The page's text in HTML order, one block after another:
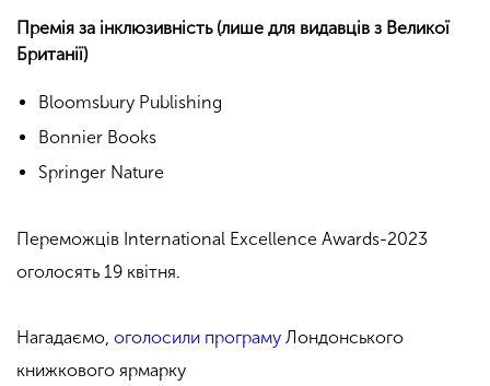
Премія за інклюзивність (лише для видавців з Великої
Британії)
Bloomsbury Publishing
Bonnier Books
Springer Nature
Переможців International Excellence Awards-2023
оголосять 19 квітня.
Нагадаємо, оголосили програму Лондонського
книжкового ярмарку